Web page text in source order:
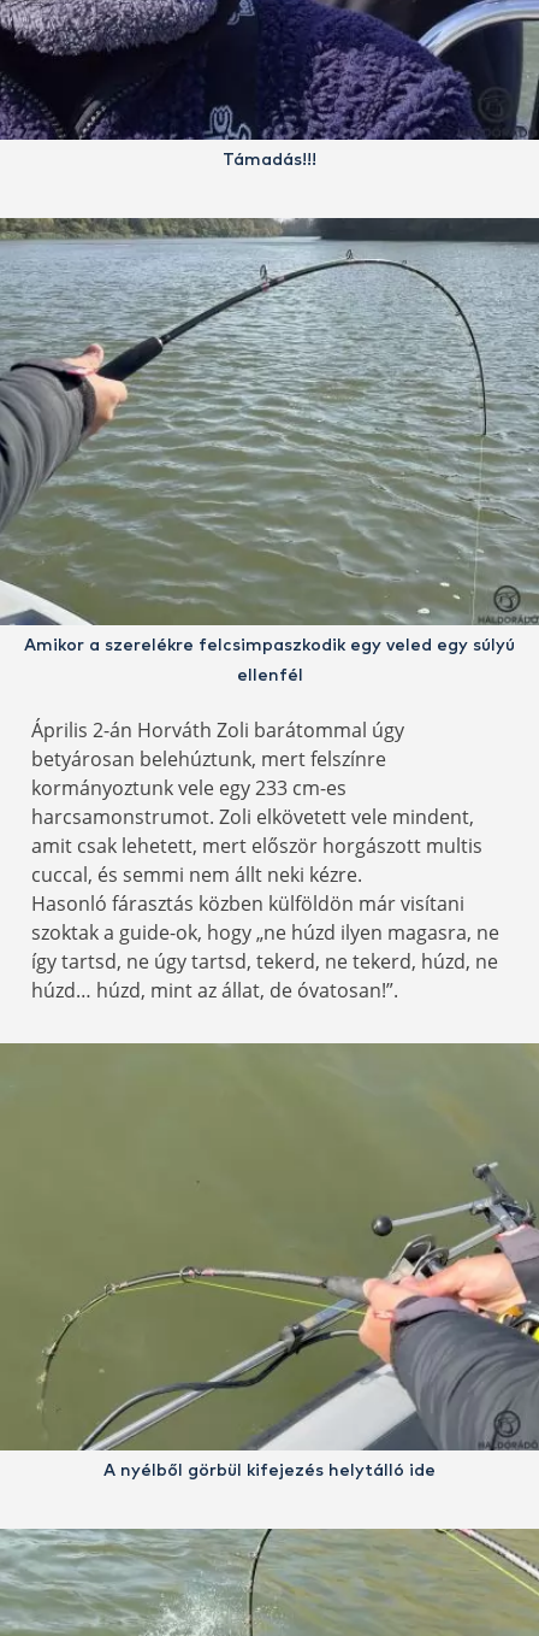
Támadás!!!
Amikor a szerelékre felcsimpaszkodik egy veled egy súlyú
ellenfél
Április 2-án Horváth Zoli barátommal úgy
betyárosan belehúztunk, mert felszínre
kormányoztunk vele egy 233 cm-es
harcsamonstrumot. Zoli elkövetett vele mindent,
amit csak lehetett, mert először horgászott multis
cuccal, és semmi nem állt neki kézre.
Hasonló fárasztás közben külföldön már visítani
szoktak a guide-ok, hogy „ne húzd ilyen magasra, ne
így tartsd, ne úgy tartsd, tekerd, ne tekerd, húzd, ne
húzd… húzd, mint az állat, de óvatosan!”.
A nyélből görbül kifejezés helytálló ide